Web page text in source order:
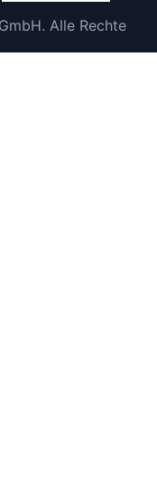
. Alle Rechte